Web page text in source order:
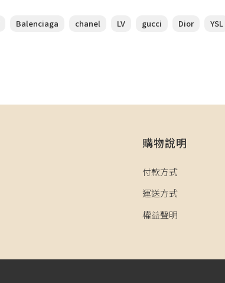
Balenciaga chanel LV gucci Dior YSL
購物說明
付款方式
運送方式
權益聲明